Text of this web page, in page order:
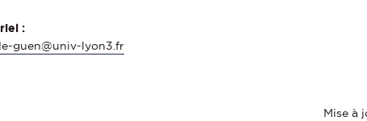
:
guen@univ-lyon3.fr
Mise à